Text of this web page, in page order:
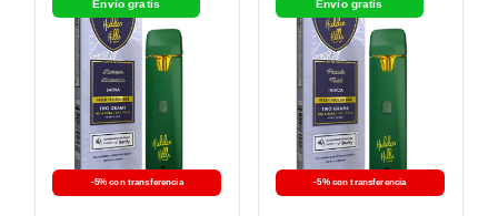
Envío gratis
-5% con transferencia
Envío gratis
-5% con transferencia